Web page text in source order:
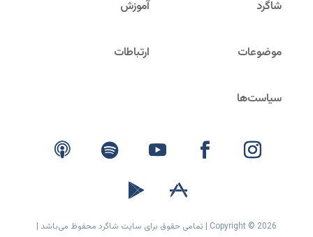
Copyright © 2026 | تمامی حقوق برای سایت شاگرد محفوظ می‌باشد |